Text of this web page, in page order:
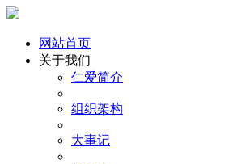
网站首页
关于我们
仁爱简介
组织架构
大事记